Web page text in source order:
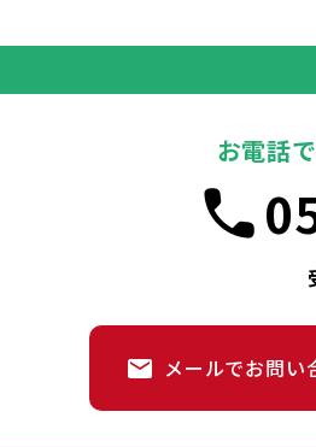
お電話
メールでお問い